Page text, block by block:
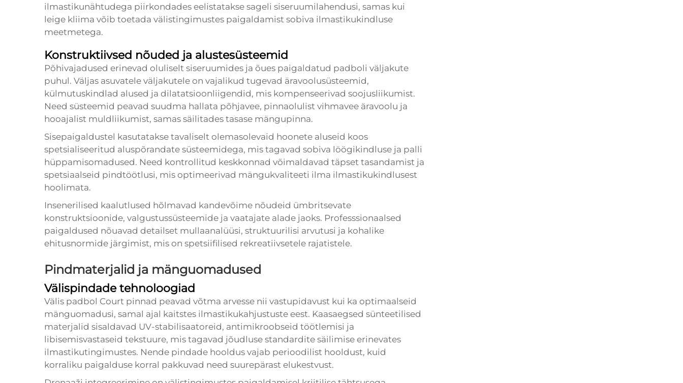
ilmastikunähtudega piirkondades eelistatakse sageli siseruumilahendusi, samas kui
leige kliima võib toetada välistingimustes paigaldamist sobiva ilmastikukindluse
meetmetega.
Konstruktiivsed nõuded ja alustesüsteemid
Põhivajadused erinevad oluliselt siseruumides ja õues paigaldatud padboli väljakute
puhul. Väljas asuvatele väljakutele on vajalikud tugevad äravoolusüsteemid,
külmutuskindlad alused ja dilatatsioonliigendid, mis kompenseerivad soojusliikumist.
Need süsteemid peavad suudma hallata põhjavee, pinnaolulist vihmavee äravoolu ja
hooajalist muldliikumist, samas säilitades tasase mängupinna.
Sisepaigaldustel kasutatakse tavaliselt olemasolevaid hoonete aluseid koos
spetsialiseeritud aluspõrandate süsteemidega, mis tagavad sobiva löögikindluse ja palli
hüppamisomadused. Need kontrollitud keskkonnad võimaldavad täpset tasandamist ja
spetsiaalseid pindtöötlusi, mis optimeerivad mängukvaliteeti ilma ilmastikukindlusest
hoolimata.
Insenerilised kaalutlused hõlmavad kandevõime nõudeid ümbritsevate
konstruktsioonide, valgustussüsteemide ja vaatajate alade jaoks. Professsionaalsed
paigaldused nõuavad detailset mullaanalüüsi, struktuurilisi arvutusi ja kohalike
ehitusnormide järgimist, mis on spetsiifilised rekreatiivsetele rajatistele.
Pindmaterjalid ja mänguomadused
Välispindade tehnoloogiad
Välis padbol Court pinnad peavad võtma arvesse nii vastupidavust kui ka optimaalseid
mänguomadusi, samal ajal kaitstes ilmastikukahjustuste eest. Kaasaegsed sünteetilised
materjalid sisaldavad UV-stabilisaatoreid, antimikroobseid töötlemisi ja
libisemisvastaseid tekstuure, mis tagavad jõudluse standardite säilimise erinevates
ilmastikutingimustes. Nende pindade hooldus vajab perioodilist hooldust, kuid
korraliku paigalduse korral pakkuvad need suurepärast elukestvust.